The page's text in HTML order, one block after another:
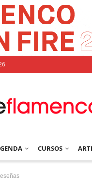
CURSOS